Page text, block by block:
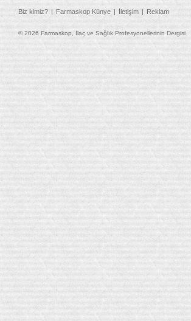
Biz kimiz? Farmaskop Künye İletişim Reklam
© 2026 Farmaskop, İlaç ve Sağlık Profesyonellerinin Dergisi